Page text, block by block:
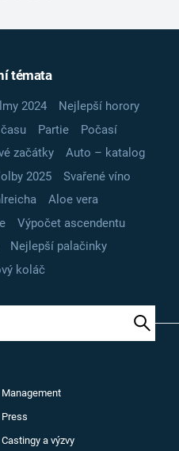
témata
2024
Nejlepší horory
Partie
Počasí
začátky
Auto – katalog
2025
Svařené víno
Aloe vera
Výpočet ascendentu
Nejlepší palačinky
koláč
Management
Press
Castingy a výzvy